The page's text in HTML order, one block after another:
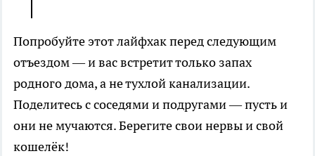
Попробуйте этот лайфхак перед следующим
отъездом — и вас встретит только запах
родного дома, а не тухлой канализации.
Поделитесь с соседями и подругами — пусть и
они не мучаются. Берегите свои нервы и свой
кошелёк!